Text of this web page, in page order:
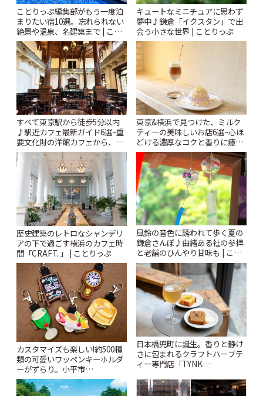
ことりっぷ編集部がもう一度泊
まりたい宿10選。忘れられない
絶景や温泉、名建築まで | こと
りっぷ
キュートなミニチュアに思わず
夢中♪鎌倉「イクスタン」で出
会う小さな世界 | ことりっぷ
すべて東京駅から徒歩5分以内
♪駅近カフェ最新ガイド6選~重
要文化財の洋館カフェから、改
札すぐのレトロ喫茶まで~ | こと
りっぷ
東京&横浜で見つけた、ミルク
ティーの美味しいお店6選~心ほ
どける濃厚なコクと香りに癒や
されるティータイム~ | ことりっ
ぷ
歴史建築のレトロなシャンデリ
アの下で過ごす横浜のカフェ時
間「CRAFT. 」 | ことりっぷ
風鈴の音色に誘われて歩く夏の
鎌倉さんぽ♪由緒ある社の参拝
と老舗のひんやり甘味も | こと
りっぷ
カスタマイズも楽しい!約500種
類の可愛いワッペンキーホルダ
ーがずらり。小平市
「Kimamaya T&K」 | ことりっ
ぷ
日本橋兜町に誕生。香りと静け
さに包まれるクラフトハーブテ
ィー専門店「TYNK